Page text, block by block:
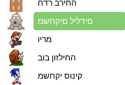
החירב רדח
םידליל םיקחשמ
מריו
החילזון בוב
קינוס יקחשמ